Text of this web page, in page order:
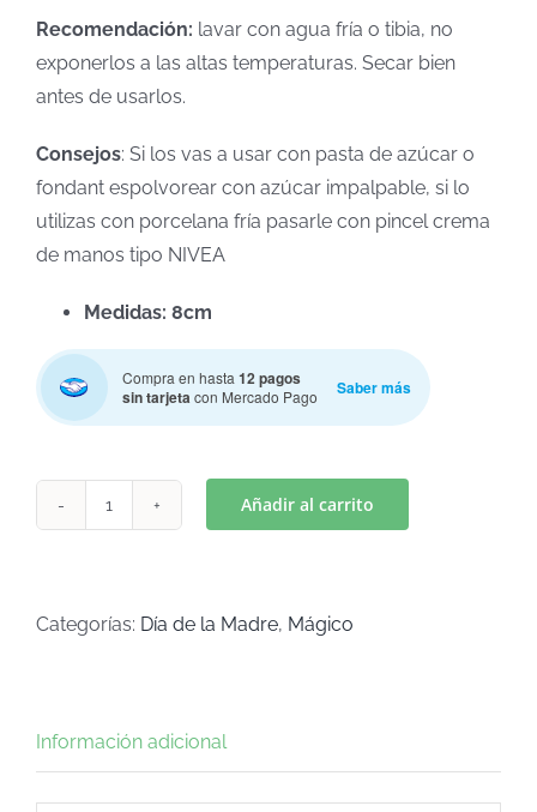
Recomendación: lavar con agua fría o tibia, no
exponerlos a las altas temperaturas. Secar bien
antes de usarlos.
Consejos: Si los vas a usar con pasta de azúcar o
fondant espolvorear con azúcar impalpable, si lo
utilizas con porcelana fría pasarle con pincel crema
de manos tipo NIVEA
Medidas: 8cm
Compra en hasta 12 pagos
sin tarjetacon Mercado Pago Saber más
C-
Añadir al carrito
Categorías: Día de la Madre, Mágico
Información adicional